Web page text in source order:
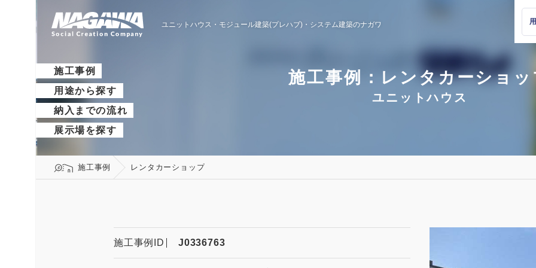
ユニットハウス・モジュール建築(プレハブ)・ システム建築のナガワ
施工事例
用途から探す
納入までの流れ
展示場を探す
施工事例：レンタカーショ
ユニットハウス
施工事例 レンタカーショップ
施工事例ID J0336763